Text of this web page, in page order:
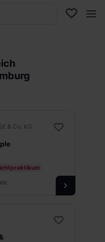
& Co. KG